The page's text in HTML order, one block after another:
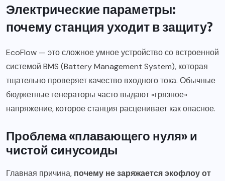
Электрические параметры:
почему станция уходит в защиту?
EcoFlow — это сложное умное устройство со встроенной
системой BMS (Battery Management System), которая
тщательно проверяет качество входного тока. Обычные
бюджетные генераторы часто выдают «грязное»
напряжение, которое станция расценивает как опасное.
Проблема «плавающего нуля» и
чистой синусоиды
Главная причина, почему не заряжается экофлоу от